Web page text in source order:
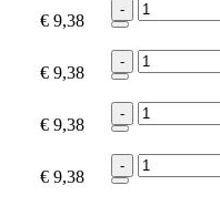
€ 9,38
-
€ 9,38
-
€ 9,38
-
€ 9,38
-